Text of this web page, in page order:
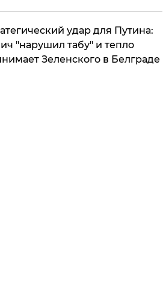
удар для Путина:
"нарушил табу" и тепло
Зеленского в Белграде